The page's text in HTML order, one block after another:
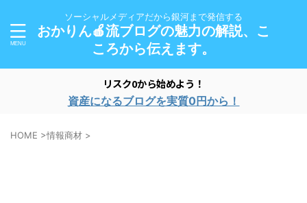
ソーシャルメディアだから銀河まで発信する
おかりん🍎流ブログの魅力の解説、こ
ころから伝えます。
リスク0から始めよう！
資産になるブログを実質0円から！
HOME >情報商材 >